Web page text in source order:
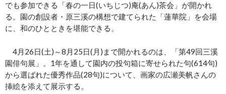
でも参加できる「春の一日(いちじつ)庵(あん)茶会」が開かれ
る。園の創設者・原三溪の構想で建てられた「蓮華院」を会場
に、和のひとときを堪能できる。
4月26日(土)～8月25日(月)まで開かれるのは、「第49回三溪
園俳句展」。1年を通して園内の投句箱に寄せられた句(614句)
から選ばれた優秀作品(28句)について、画家の広瀬美帆さんの
挿絵を添えて展示する。